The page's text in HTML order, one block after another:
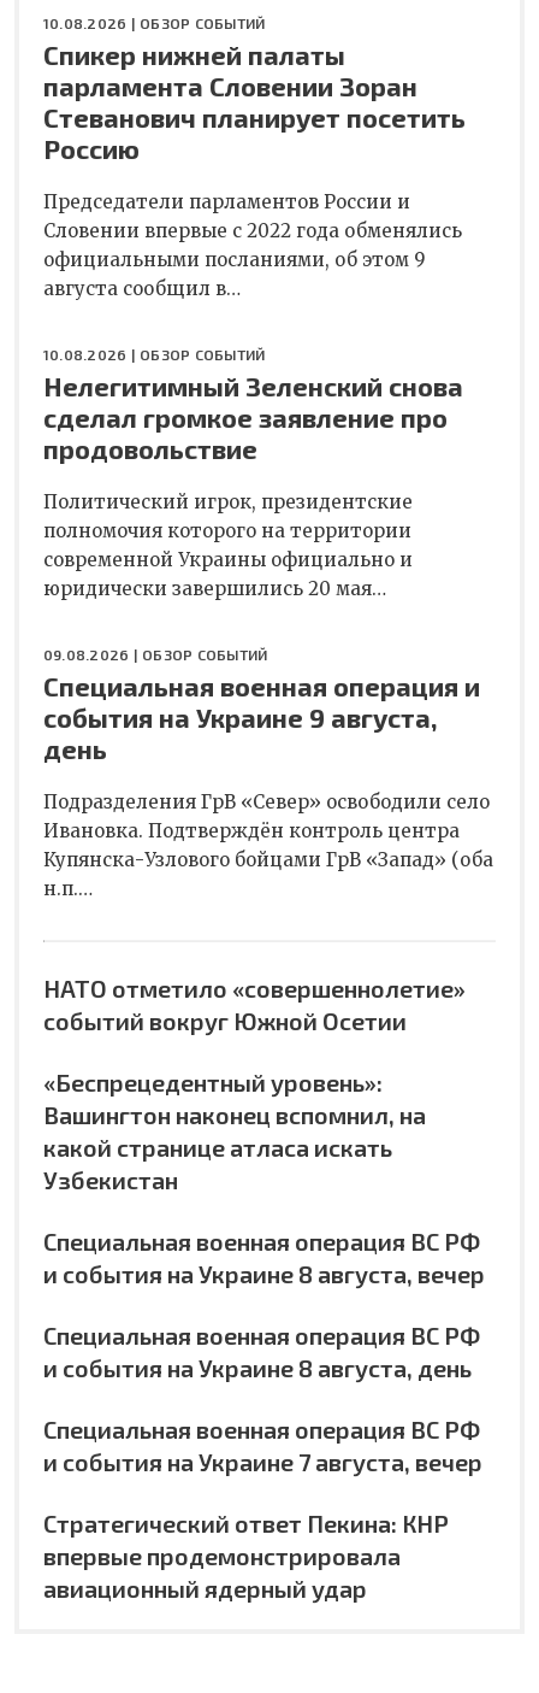
10.08.2026 | ОБЗОР СОБЫТИЙ
Спикер нижней палаты
парламента Словении Зоран
Стеванович планирует посетить
Россию
Председатели парламентов России и
Словении впервые с 2022 года обменялись
официальными посланиями, об этом 9
августа сообщил в…
10.08.2026 | ОБЗОР СОБЫТИЙ
Нелегитимный Зеленский снова
сделал громкое заявление про
продовольствие
Политический игрок, президентские
полномочия которого на территории
современной Украины официально и
юридически завершились 20 мая…
09.08.2026 | ОБЗОР СОБЫТИЙ
Специальная военная операция и
события на Украине 9 августа,
день
Подразделения ГрВ «Север» освободили село
Ивановка. Подтверждён контроль центра
Купянска-Узлового бойцами ГрВ «Запад» (оба
н.п.…
НАТО отметило «совершеннолетие»
событий вокруг Южной Осетии
«Беспрецедентный уровень»:
Вашингтон наконец вспомнил, на
какой странице атласа искать
Узбекистан
Специальная военная операция ВС РФ
и события на Украине 8 августа, вечер
Специальная военная операция ВС РФ
и события на Украине 8 августа, день
Специальная военная операция ВС РФ
и события на Украине 7 августа, вечер
Стратегический ответ Пекина: КНР
впервые продемонстрировала
авиационный ядерный удар